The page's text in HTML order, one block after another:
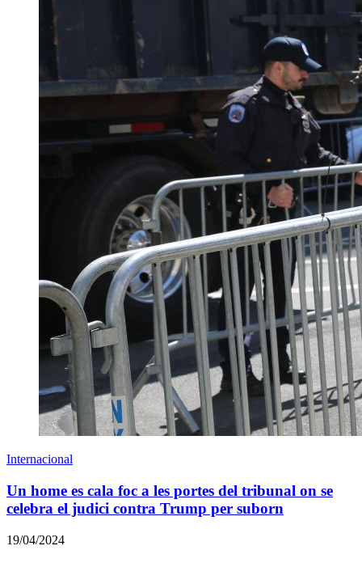
Internacional
Un home es cala foc a les portes del tribunal on se
celebra el judici contra Trump per suborn
19/04/2024